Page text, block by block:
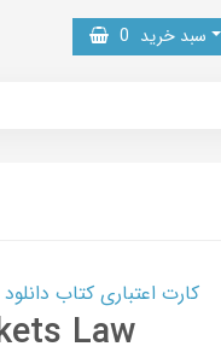
سبد خرید 0
کارت اعتباری کتاب دانلود با 10,000,000 اعتبار دانلود کتاب!
Law